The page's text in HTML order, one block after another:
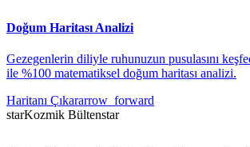
Doğum Haritası Analizi
Gezegenlerin diliyle ruhunuzun pusulasını
ile %100 matematiksel doğum haritası analizi.
Haritanı Çıkararrow_forward
starKozmik Bültenstar